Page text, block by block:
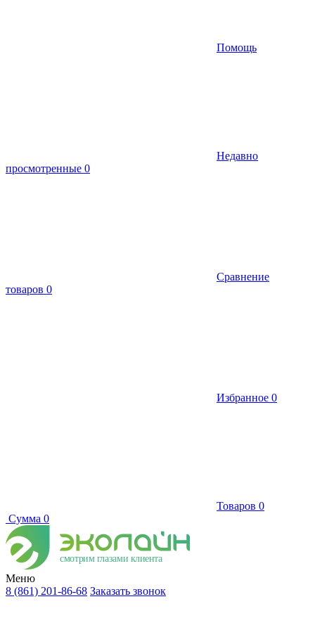
Помощь
Недавно
просмотренные 0
Сравнение
товаров 0
Избранное 0
Товаров 0
Сумма 0
смотрим глазами клиента
Меню
8 (861) 201-86-68 Заказать звонок